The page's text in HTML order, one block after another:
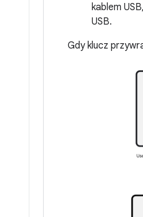
kablem
USB.
Gdy klucz